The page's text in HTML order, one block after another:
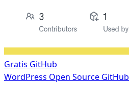
Gratis GitHub
WordPress Open Source GitHub